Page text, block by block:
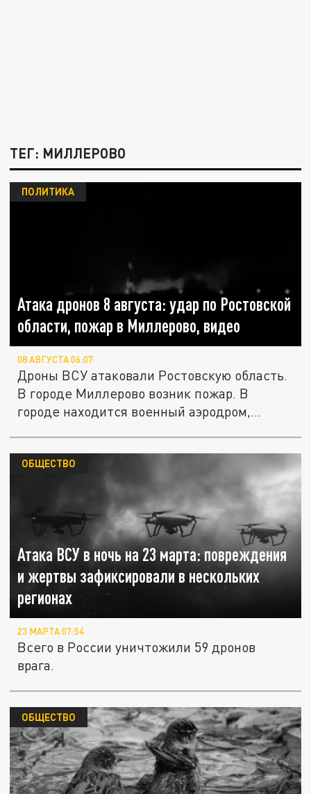
ТЕГ: МИЛЛЕРОВО
Атака дронов 8 августа: удар по Ростовской
области, пожар в Миллерово, видео
ПОЛИТИКА
08 АВГУСТА 06:07
Дроны ВСУ атаковали Ростовскую область.
В городе Миллерово возник пожар. В
городе находится военный аэродром,...
Атака ВСУ в ночь на 23 марта: повреждения
и жертвы зафиксировали в нескольких
регионах
ОБЩЕСТВО
23 МАРТА 07:54
Всего в России уничтожили 59 дронов
врага.
ОБЩЕСТВО